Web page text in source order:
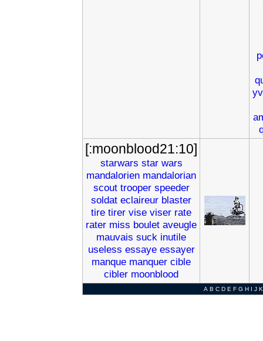
[:moonblood21:10]
starwars star wars
mandalorien mandalorian
scout trooper speeder
soldat eclaireur blaster
tire tirer vise viser rate
rater miss boulet aveugle
mauvais suck inutile
useless essaye essayer
manque manquer cible
cibler moonblood
A B C D E F G H I J K